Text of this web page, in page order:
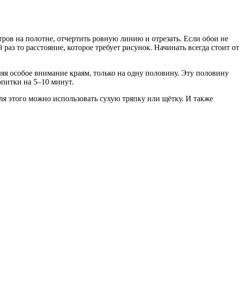
на полотне, отчертить ровную линию и отрезать. Если обои не
то расстояние, которое требует рисунок. Начинать всегда стоит от
особое внимание краям, только на одну половину. Эту половину
на 5–10 минут.
этого можно использовать сухую тряпку или щётку. И также